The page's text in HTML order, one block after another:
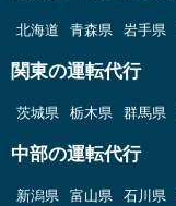
北海道 青森県 岩手県
関東の運転代行
茨城県 栃木県 群馬県
中部の運転代行
新潟県 富山県 石川県